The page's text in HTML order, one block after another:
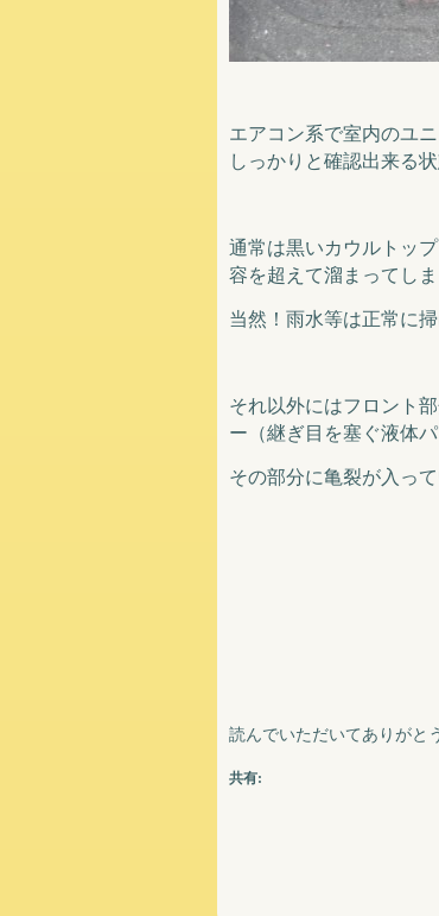
エアコン系で室内のユ
しっかりと確認出来る
通常は黒いカウルトッ
容を超えて溜まってしま
当然！雨水等は正常に
それ以外にはフロント
ー（継ぎ目を塞ぐ液体
その部分に亀裂が入っ
読んでいただいてありがと
共有: